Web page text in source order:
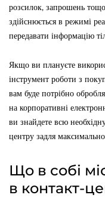
розсилок, запрошень
здійснюється в режимі
передавати інформацію
Якщо ви плануєте
інструмент роботи з
вам буде потрібно
на корпоративні
ви знайдете всю
центру задля
Що в собі
в контакт-